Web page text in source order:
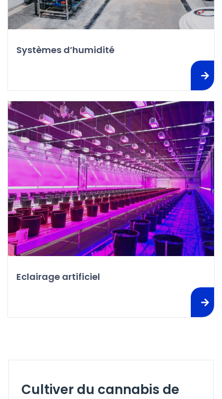
Systèmes d’humidité
Eclairage artificiel
Cultiver du cannabis de